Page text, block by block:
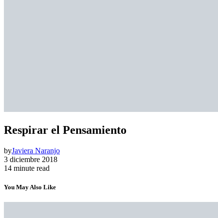
Respirar el Pensamiento
byJaviera Naranjo
3 diciembre 2018
14 minute read
You May Also Like